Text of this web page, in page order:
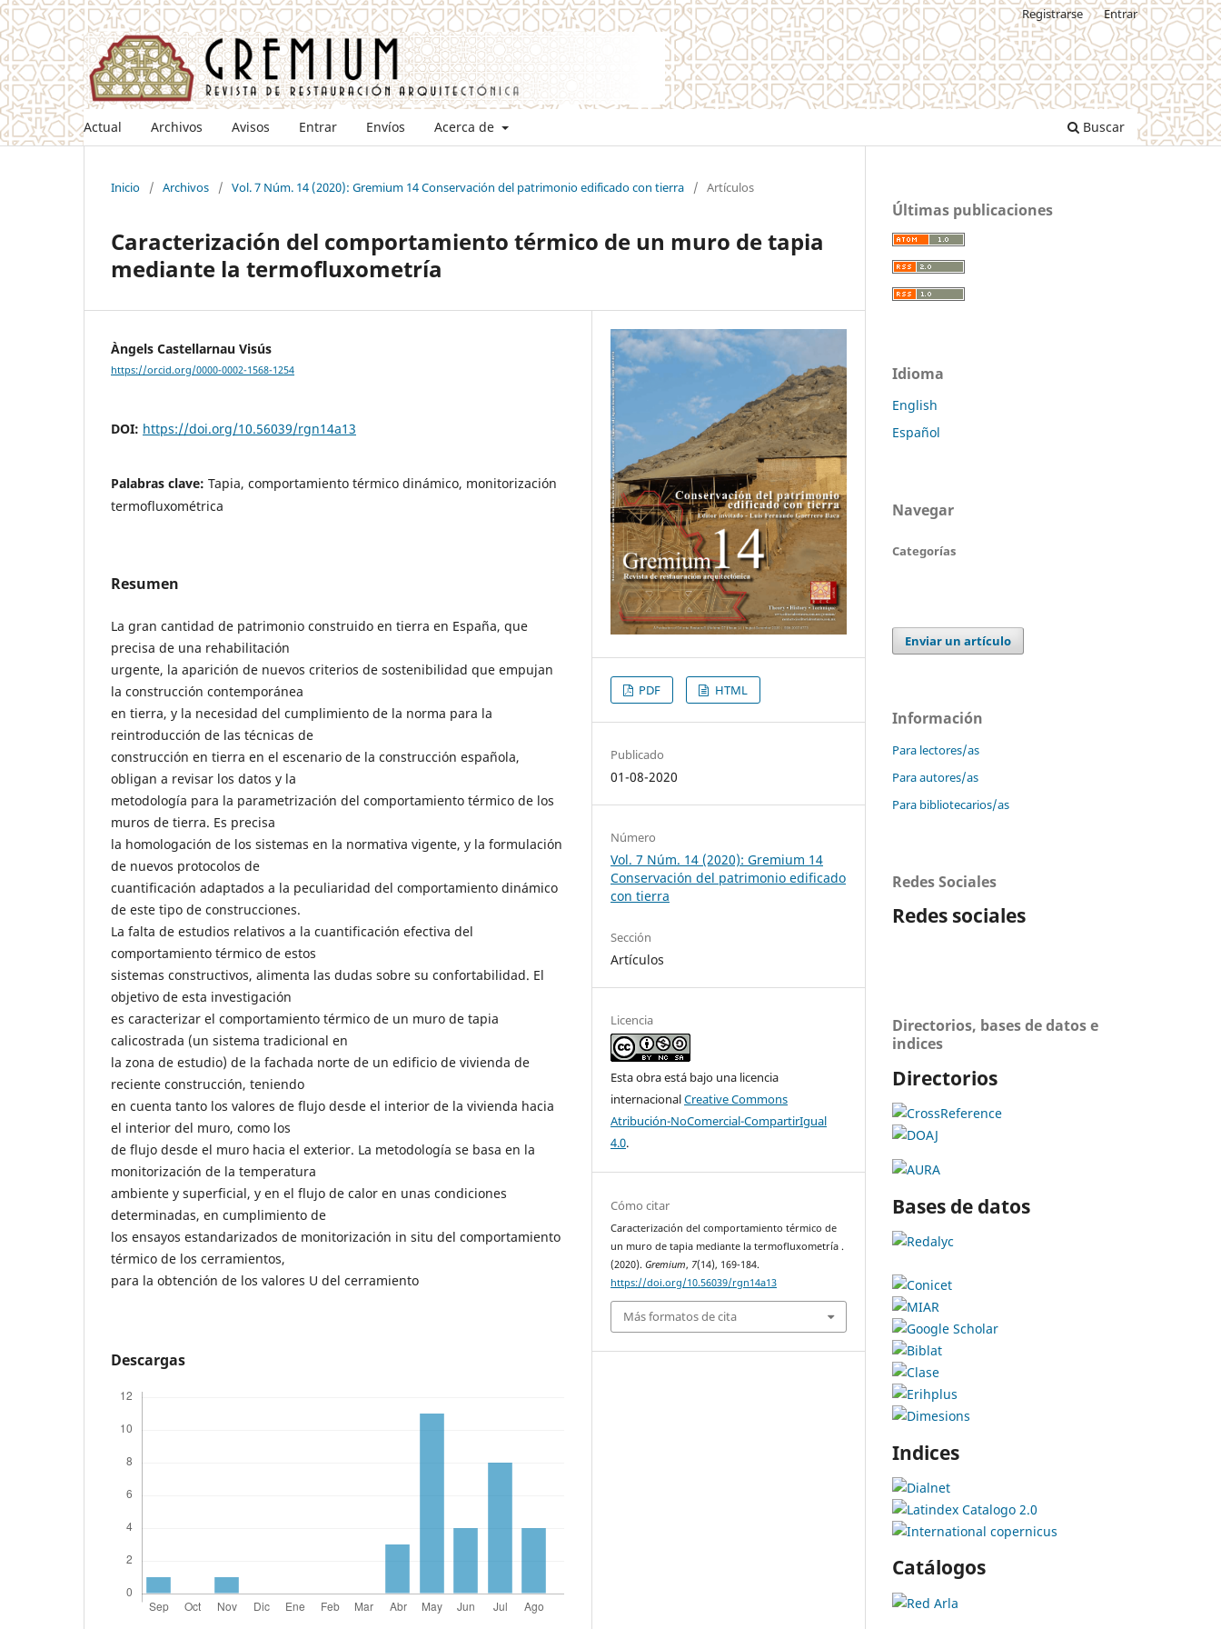
Actual Archivos Avisos Entrar Envíos Acerca de Buscar
Registrarse Entrar
Inicio / Archivos / Vol. 7 Núm. 14 (2020): Gremium 14 Conservación del patrimonio edificado con tierra / Artículos
Caracterización del comportamiento térmico de un muro de tapia
mediante la termofluxometría
Àngels Castellarnau Visús
https://orcid.org/0000-0002-1568-1254
DOI: https://doi.org/10.56039/rgn14a13
Palabras clave: Tapia, comportamiento térmico dinámico, monitorización
termofluxométrica
Resumen
La gran cantidad de patrimonio construido en tierra en España, que
precisa de una rehabilitación
urgente, la aparición de nuevos criterios de sostenibilidad que empujan
la construcción contemporánea
en tierra, y la necesidad del cumplimiento de la norma para la
reintroducción de las técnicas de
construcción en tierra en el escenario de la construcción española,
obligan a revisar los datos y la
metodología para la parametrización del comportamiento térmico de los
muros de tierra. Es precisa
la homologación de los sistemas en la normativa vigente, y la formulación
de nuevos protocolos de
cuantificación adaptados a la peculiaridad del comportamiento dinámico
de este tipo de construcciones.
La falta de estudios relativos a la cuantificación efectiva del
comportamiento térmico de estos
sistemas constructivos, alimenta las dudas sobre su confortabilidad. El
objetivo de esta investigación
es caracterizar el comportamiento térmico de un muro de tapia
calicostrada (un sistema tradicional en
la zona de estudio) de la fachada norte de un edificio de vivienda de
reciente construcción, teniendo
en cuenta tanto los valores de flujo desde el interior de la vivienda hacia
el interior del muro, como los
de flujo desde el muro hacia el exterior. La metodología se basa en la
monitorización de la temperatura
ambiente y superficial, y en el flujo de calor en unas condiciones
determinadas, en cumplimiento de
los ensayos estandarizados de monitorización in situ del comportamiento
térmico de los cerramientos,
para la obtención de los valores U del cerramiento
Descargas
PDF HTML
Publicado
01-08-2020
Número
Vol. 7 Núm. 14 (2020): Gremium 14
Conservación del patrimonio edificado
con tierra
Sección
Artículos
Licencia
Esta obra está bajo una licencia
internacionalCreative Commons
Atribución-NoComercial-CompartirIgual
4.0.
Cómo citar
Caracterización del comportamiento térmico de
un muro de tapia mediante la termofluxometría .
(2020).Gremium, 7(14), 169-184.
https://doi.org/10.56039/rgn14a13
Más formatos de cita
Últimas publicaciones
Idioma
English
Español
Navegar
Categorías
Enviar un artículo
Información
Para lectores/as
Para autores/as
Para bibliotecarios/as
Redes Sociales
Redes sociales
Directorios, bases de datos e
indices
Directorios
Bases de datos
Indices
Catálogos